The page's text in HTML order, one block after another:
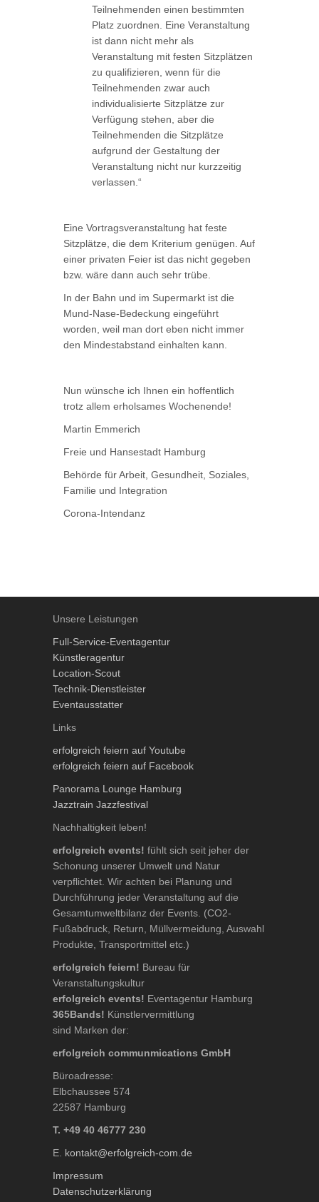
Teilnehmenden einen bestimmten
Platz zuordnen. Eine Veranstaltung
ist dann nicht mehr als
Veranstaltung mit festen Sitzplätzen
zu qualifizieren, wenn für die
Teilnehmenden zwar auch
individualisierte Sitzplätze zur
Verfügung stehen, aber die
Teilnehmenden die Sitzplätze
aufgrund der Gestaltung der
Veranstaltung nicht nur kurzzeitig
verlassen.“
Eine Vortragsveranstaltung hat feste
Sitzplätze, die dem Kriterium genügen. Auf
einer privaten Feier ist das nicht gegeben
bzw. wäre dann auch sehr trübe.
In der Bahn und im Supermarkt ist die
Mund-Nase-Bedeckung eingeführt
worden, weil man dort eben nicht immer
den Mindestabstand einhalten kann.
Nun wünsche ich Ihnen ein hoffentlich
trotz allem erholsames Wochenende!
Martin Emmerich
Freie und Hansestadt Hamburg
Behörde für Arbeit, Gesundheit, Soziales,
Familie und Integration
Corona-Intendanz
Unsere Leistungen
Full-Service-Eventagentur
Künstleragentur
Location-Scout
Technik-Dienstleister
Eventausstatter
Links
erfolgreich feiern auf Youtube
erfolgreich feiern auf Facebook
Panorama Lounge Hamburg
Jazztrain Jazzfestival
Nachhaltigkeit leben!
erfolgreich events! fühlt sich seit jeher der
Schonung unserer Umwelt und Natur
verpflichtet. Wir achten bei Planung und
Durchführung jeder Veranstaltung auf die
Gesamtumweltbilanz der Events. (CO2-
Fußabdruck, Return, Müllvermeidung, Auswahl
Produkte, Transportmittel etc.)
erfolgreich feiern! Bureau für
Veranstaltungskultur
erfolgreich events! Eventagentur Hamburg
365Bands! Künstlervermittlung
sind Marken der:
erfolgreich communmications GmbH
Büroadresse:
Elbchaussee 574
22587 Hamburg
T. +49 40 46777 230
E. kontakt@erfolgreich-com.de
Impressum
Datenschutzerklärung